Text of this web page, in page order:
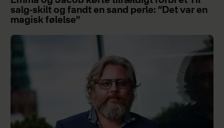
salg-skilt og fandt en sand perle: ”Det var en
magisk følelse”